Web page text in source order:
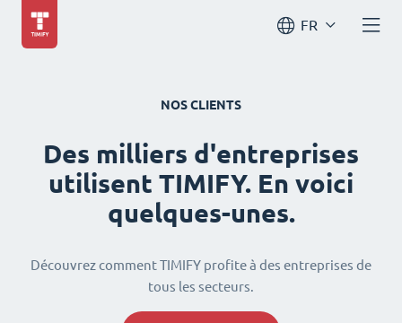
FR
NOS CLIENTS
Des milliers d'entreprises
utilisent TIMIFY. En voici
quelques-unes.
Découvrez comment TIMIFY profite à des entreprises de
tous les secteurs.